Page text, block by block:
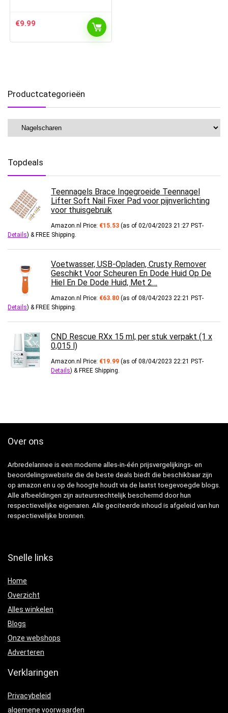
€9.99
Productcategorieën
Topdeals
Teennagels Brace Ingegroeide Teennagel
Lifter Soft Nail Fixer Pad voor pijnverlichting
voor thuisgebruik
Amazon.nl Price: €15.53 (as of 02/04/2023 21:27 PST-
Details) & FREE Shipping.
Voetwasser, USB-Opladen, Crusty Remover
Geschikt Voor Scheuren En Dode Huid Op De
Hiel En De Dode Huid, Met 2…
Amazon.nl Price: €63.80 (as of 08/04/2023 22:21 PST-
Details) & FREE Shipping.
CND Rescue RXx 15 ml, per stuk verpakt (1 x
0,015 l)
Amazon.nl Price: €19.99 (as of 08/04/2023 22:21 PST-
Details) & FREE Shipping.
Over ons
Arbredelannee is een moderne alles-in-één prijsvergelijkings- en
beoordelingswebsite die de beste deals biedt die beschikbaar zijn
op amazon en u op de hoogte houdt via de laatst toegevoegde blogs.
Alle afbeeldingen zijn auteursrechtelijk beschermd door hun
respectievelijke eigenaren. Alle geciteerde inhoud is afgeleid van hun
respectievelijke bronnen.
Snelle links
Home
Overzicht
Alles winkelen
Blogs
Onze webshops
Adverteren
Verklaringen
Privacybeleid
algemene voorwaarden